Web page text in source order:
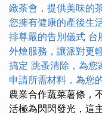
緻茶會，提供美味的
您擁有健康的產後生
排尊嚴的告別儀式 台
外燴服務，讓派對更
搞定 跳蚤清除，為您
申請所需材料，為您
農業合作蔬菜薯條，
活極為閃閃發光，這